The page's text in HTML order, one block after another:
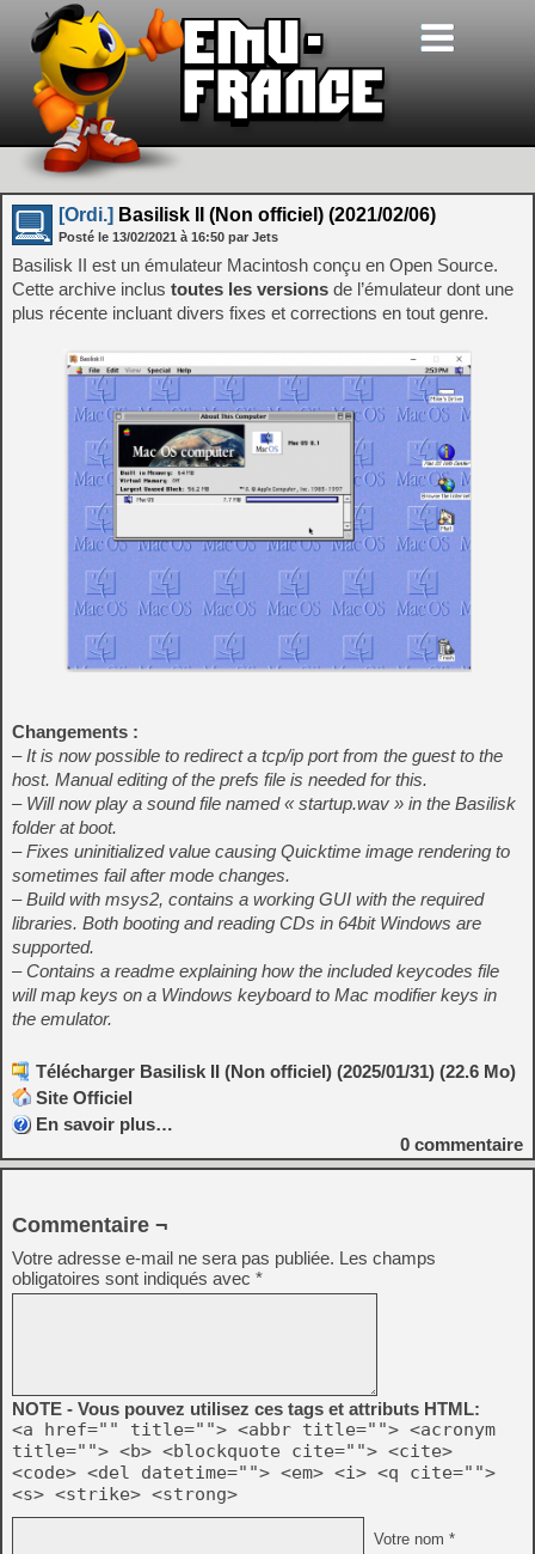
[Ordi.] Basilisk II (Non officiel) (2021/02/06)
Posté le 13/02/2021 à 16:50 par Jets
Basilisk II est un émulateur Macintosh conçu en Open Source.
Cette archive inclus toutes les versions de l’émulateur dont une
plus récente incluant divers fixes et corrections en tout genre.
Changements :
– It is now possible to redirect a tcp/ip port from the guest to the
host. Manual editing of the prefs file is needed for this.
– Will now play a sound file named « startup.wav » in the Basilisk
folder at boot.
– Fixes uninitialized value causing Quicktime image rendering to
sometimes fail after mode changes.
– Build with msys2, contains a working GUI with the required
libraries. Both booting and reading CDs in 64bit Windows are
supported.
– Contains a readme explaining how the included keycodes file
will map keys on a Windows keyboard to Mac modifier keys in
the emulator.
Télécharger Basilisk II (Non officiel) (2025/01/31) (22.6 Mo)
Site Officiel
En savoir plus…
0 commentaire
Commentaire ¬
Votre adresse e-mail ne sera pas publiée. Les champs
obligatoires sont indiqués avec *
NOTE - Vous pouvez utilisez ces tags et attributs HTML:
<a href="" title=""> <abbr title=""> <acronym
title=""> <b> <blockquote cite=""> <cite>
<code> <del datetime=""> <em> <i> <q cite="">
<s> <strike> <strong>
Votre nom *